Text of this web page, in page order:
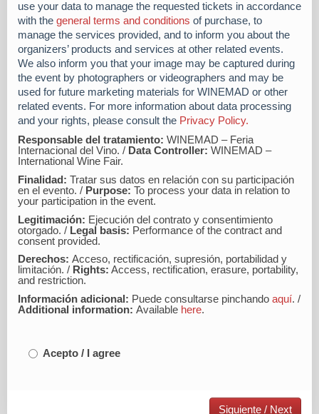
use your data to manage the requested tickets in accordance
with the general terms and conditions of purchase, to
manage the services provided, and to inform you about the
organizers’ products and services at other related events.
We also inform you that your image may be captured during
the event by photographers or videographers and may be
used for future marketing materials for WINEMAD or other
related events. For more information about data processing
and your rights, please consult the Privacy Policy.
Responsable del tratamiento: WINEMAD – Feria
Internacional del Vino. / Data Controller: WINEMAD –
International Wine Fair.
Finalidad: Tratar sus datos en relación con su participación
en el evento. / Purpose: To process your data in relation to
your participation in the event.
Legitimación: Ejecución del contrato y consentimiento
otorgado. / Legal basis: Performance of the contract and
consent provided.
Derechos: Acceso, rectificación, supresión, portabilidad y
limitación. / Rights: Access, rectification, erasure, portability,
and restriction.
Información adicional: Puede consultarse pinchando aquí. /
Additional information: Available here.
Acepto / I agree
Siguiente / Next